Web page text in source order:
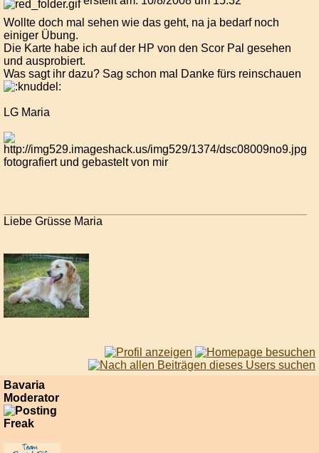
Wollte doch mal sehen wie das geht, na ja bedarf noch
einiger Übung.
Die Karte habe ich auf der HP von den Scor Pal gesehen
und ausprobiert.
Was sagt ihr dazu? Sag schon mal Danke fürs reinschauen
LG Maria
fotografiert und gebastelt von mir
Liebe Grüsse Maria
Bavaria
Moderator